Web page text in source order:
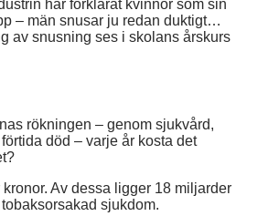
har förklarat kvinnor som sin
– män snusar ju redan duktigt…
av snusning ses i skolans årskurs
rökningen – genom sjukvård,
död – varje år kosta det
Av dessa ligger 18 miljarder
sjukdom.